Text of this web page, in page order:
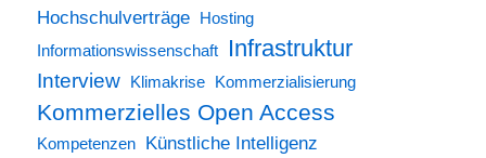
Hochschulverträge
Hosting
Informationswissenschaft
Infrastruktur
Interview Klimakrise Kommerzialisierung
Kommerzielles Open Access
Kompetenzen Künstliche Intelligenz